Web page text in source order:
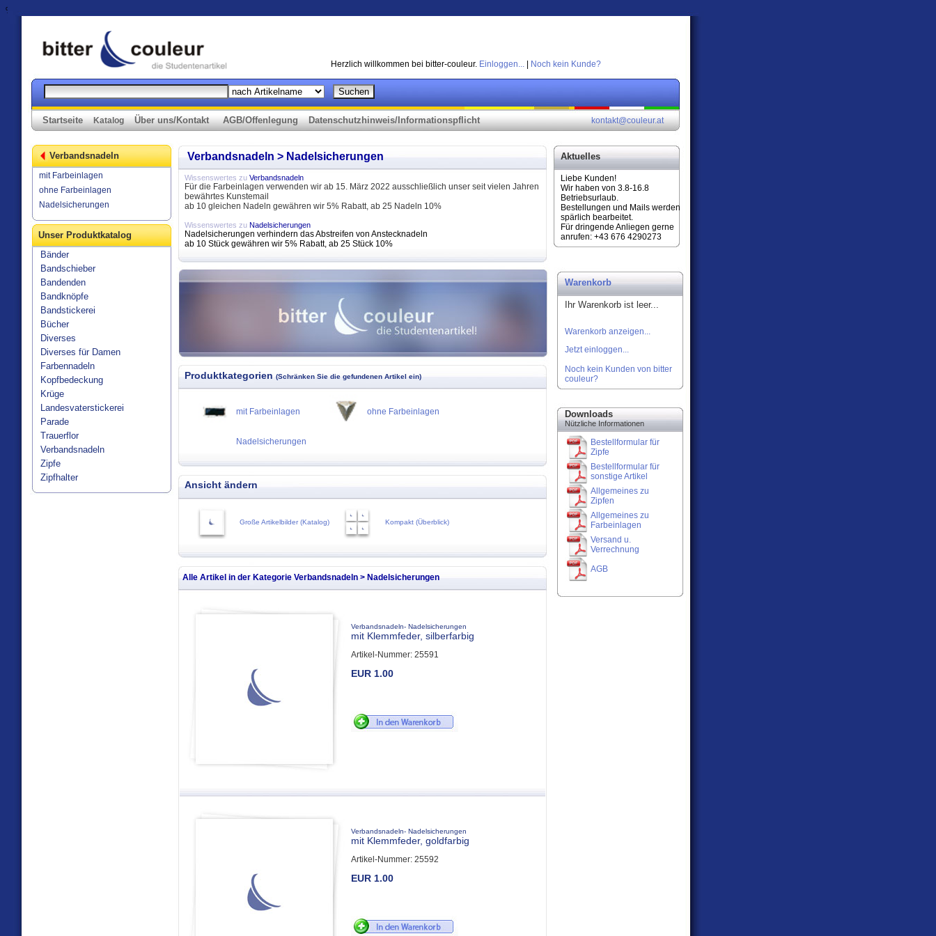
%>
Herzlich willkommen bei bitter-couleur. Einloggen... Noch kein Kunde?
Startseite Katalog Über uns/Kontakt AGB/Offenlegung Datenschutzhinweis/Informationspflicht
Aktuelles
Liebe Kunden!
Wir haben von 3.8-16.8
Betriebsurlaub.
Bestellungen und Mails werden
spärlich bearbeitet.
Für dringende Anliegen gerne
anrufen: +43 676 4290273
Verbandsnadeln
mit Farbeinlagen
ohne Farbeinlagen
Nadelsicherungen
Unser Produktkatalog
Bänder
Bandschieber
Bandenden
Bandknöpfe
Bandstickerei
Bücher
Diverses
Diverses für Damen
Farbennadeln
Kopfbedeckung
Krüge
Landesvaterstickerei
Parade
Trauerflor
Verbandsnadeln
Zipfe
Zipfhalter
Warenkorb
Ihr Warenkorb ist leer...
Warenkorb anzeigen...
Jetzt einloggen...
Noch kein Kunden von bitter
couleur?
Downloads
Nützliche Informationen
Bestellformular für
Zipfe
Bestellformular für
sonstige Artikel
Allgemeines zu
Zipfen
Allgemeines zu
Farbeinlagen
Versand u.
Verrechnung
AGB
kontakt@couleur.at
Verbandsnadeln > Nadelsicherungen
Wissenswertes zu Verbandsnadeln
Für die Farbeinlagen verwenden wir ab 15. März 2022 ausschließlich unser seit vielen Jahren
bewährtes Kunstemail
ab 10 gleichen Nadeln gewähren wir 5% Rabatt, ab 25 Nadeln 10%
Wissenswertes zu Nadelsicherungen
Nadelsicherungen verhindern das Abstreifen von Anstecknadeln
ab 10 Stück gewähren wir 5% Rabatt, ab 25 Stück 10%
Produktkategorien (Schränken Sie die gefundenen Artikel ein)
mit Farbeinlagen ohne Farbeinlagen
Nadelsicherungen
Ansicht ändern
Große Artikelbilder (Katalog) Kompakt (Überblick)
Alle Artikel in der Kategorie Verbandsnadeln > Nadelsicherungen
Verbandsnadeln- Nadelsicherungen
mit Klemmfeder, silberfarbig
Artikel-Nummer: 25591
EUR 1.00
Verbandsnadeln- Nadelsicherungen
mit Klemmfeder, goldfarbig
Artikel-Nummer: 25592
EUR 1.00